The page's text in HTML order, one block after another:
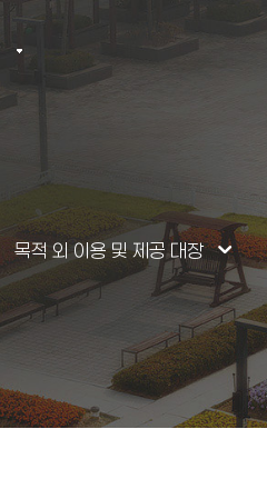
목적 외 이용 및 제공 대장